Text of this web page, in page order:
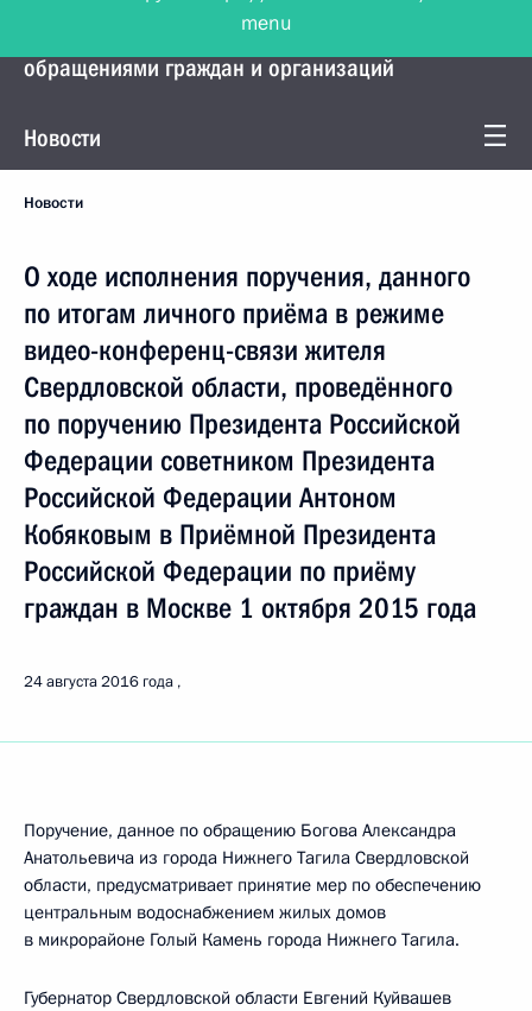
Управление Президента по работе с
обращениями граждан и организаций
Новости
Новости
О ходе исполнения поручения, данного
по итогам личного приёма в режиме
видео-конференц-связи жителя
Свердловской области, проведённого
по поручению Президента Российской
Федерации советником Президента
Российской Федерации Антоном
Кобяковым в Приёмной Президента
Российской Федерации по приёму
граждан в Москве 1 октября 2015 года
24 августа 2016 года
Поручение, данное по обращению Богова Александра
Анатольевича из города Нижнего Тагила Свердловской
области, предусматривает принятие мер по обеспечению
центральным водоснабжением жилых домов
в микрорайоне Голый Камень города Нижнего Тагила.
Губернатор Свердловской области Евгений Куйвашев